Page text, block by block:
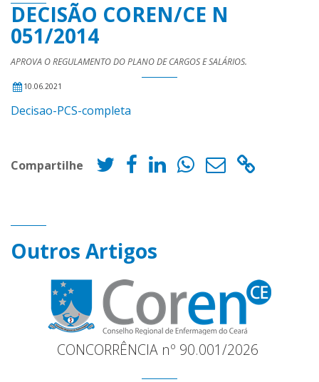
DECISÃO COREN/CE N
051/2014
APROVA O REGULAMENTO DO PLANO DE CARGOS E SALÁRIOS.
10.06.2021
Decisao-PCS-completa
Compartilhe
Outros Artigos
CONCORRÊNCIA nº 90.001/2026